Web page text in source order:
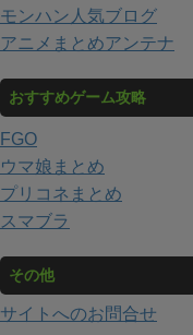
モンハン人気ブログ
アニメまとめアンテナ
おすすめゲーム攻略
FGO
ウマ娘まとめ
プリコネまとめ
スマブラ
その他
サイトへのお問合せ